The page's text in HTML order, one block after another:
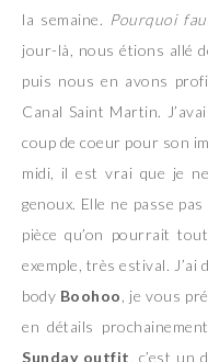
la semaine. Pourquoi
jour-là, nous étions allé
puis nous en avons
Canal Saint Martin.
coup de coeur pour son
midi, il est vrai que je
genoux. Elle ne passe
pièce qu’on pourrait
exemple, très estival. J’ai
body Boohoo , je vous
en détails
Sunday outfit , c’est